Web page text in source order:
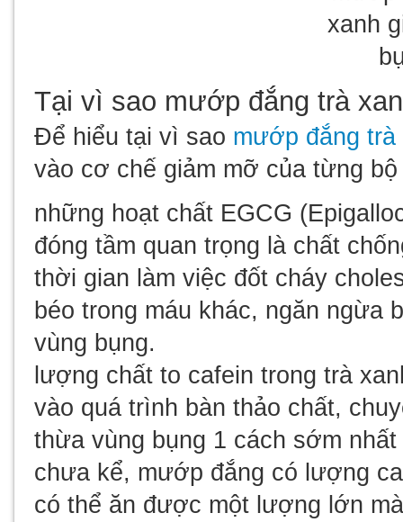
Tại vì sao mướp đắng trà
Để hiểu tại vì sao mướp đắng trà
vào cơ chế giảm mỡ của từng bộ
những hoạt chất EGCG
đóng tầm quan trọng là chất
thời gian làm việc đốt cháy
béo trong máu khác, ngăn ngừa
vùng bụng.
lượng chất to cafein trong trà
vào quá trình bàn thảo chất,
thừa vùng bụng 1 cách sớm
chưa kể, mướp đắng có lượng
có thể ăn được một lượng lớn